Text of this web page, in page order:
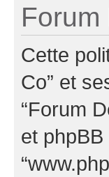
Cette
Co” et
“Forum
et phpBB